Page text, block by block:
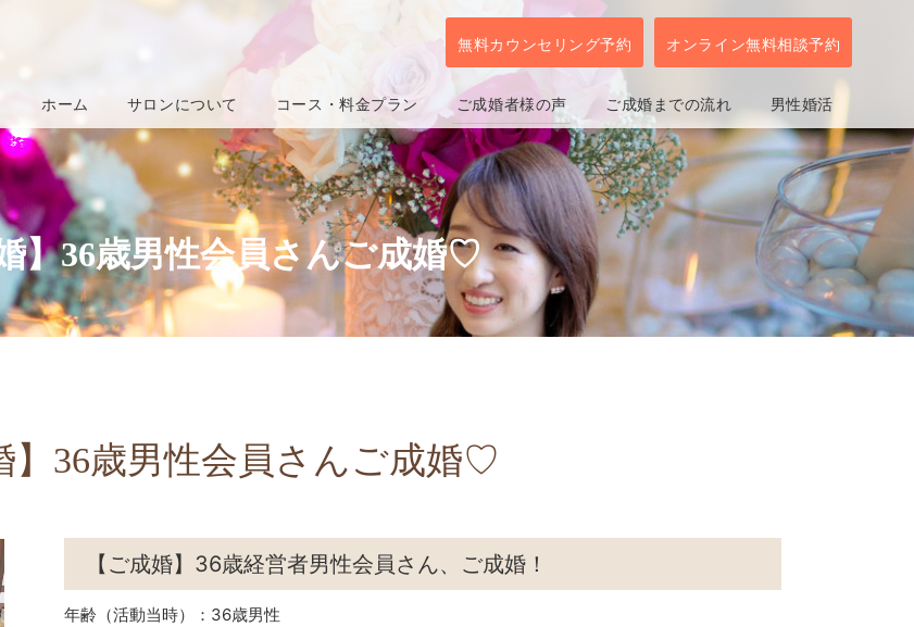
】36歳男性会員さんご成婚♡
】36歳男性会員さんご成婚♡
【ご成婚】36歳経営者男性会員さん、ご成婚！
年齢（活動当時）：36歳男性
無料カウンセリング予約 オンライン無料相談予約
ホーム サロンについて コース・料金プラン ご成婚者様の声 ご成婚までの流れ 男性婚活